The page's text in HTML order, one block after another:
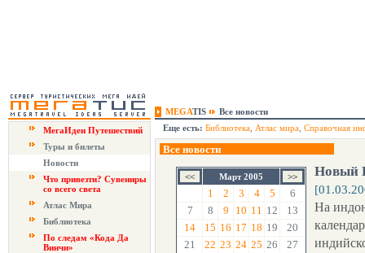
MEGATIS
Все новости
МегаИдеи Путешествий
Туры и билеты
Новости
Что привезти? Сувениры
со всего света
Атлас Мира
Библиотека
По следам «Кода Да
Винчи»
Еще есть: Библиотека Атлас мира Справочная
Все новости
Март 2005
1 2 3 4 5
6
7
8 9 10 11 12
13
14
15 16 17 18 19
20
21
22 23 24 25 26
27
Новый
На